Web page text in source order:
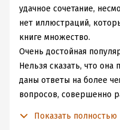
удачное сочетание,
нет иллюстраций,
книге множество.
Очень достойная
Нельзя сказать, что она
даны ответы на более
вопросов, совершенно
Показать полностью